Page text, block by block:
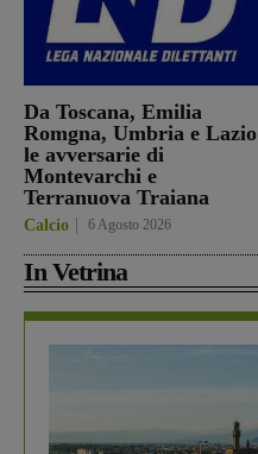
Da Toscana, Emilia
Romgna, Umbria e Lazio
le avversarie di
Montevarchi e
Terranuova Traiana
Calcio 6 Agosto 2026
In Vetrina